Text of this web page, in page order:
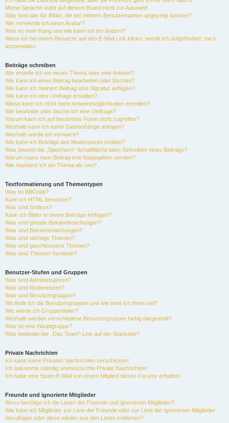
Meine Sprache steht auf diesem Board nicht zur Auswahl!
Was sind das für Bilder, die bei meinem Benutzernamen angezeigt werden?
Wie verwende ich einen Avatar?
Was ist mein Rang und wie kann ich ihn ändern?
Wenn ich bei einem Benutzer auf den E-Mail-Link klicke, werde ich aufgefordert, mich
anzumelden.
Beiträge schreiben
Wie erstelle ich ein neues Thema oder eine Antwort?
Wie kann ich einen Beitrag bearbeiten oder löschen?
Wie kann ich meinem Beitrag eine Signatur anfügen?
Wie kann ich eine Umfrage erstellen?
Wieso kann ich nicht mehr Antwortmöglichkeiten erstellen?
Wie bearbeite oder lösche ich eine Umfrage?
Warum kann ich auf bestimmte Foren nicht zugreifen?
Weshalb kann ich keine Dateianhänge anfügen?
Weshalb wurde ich verwarnt?
Wie kann ich Beiträge den Moderatoren melden?
Was bewirkt die „Speichern“-Schaltfläche beim Schreiben eines Beitrags?
Warum muss mein Beitrag erst freigegeben werden?
Wie markiere ich ein Thema als neu?
Textformatierung und Thementypen
Was ist BBCode?
Kann ich HTML benutzen?
Was sind Smileys?
Kann ich Bilder in meine Beiträge einfügen?
Was sind globale Bekanntmachungen?
Was sind Bekanntmachungen?
Was sind wichtige Themen?
Was sind geschlossene Themen?
Was sind Themen-Symbole?
Benutzer-Stufen und Gruppen
Was sind Administratoren?
Was sind Moderatoren?
Was sind Benutzergruppen?
Wo finde ich die Benutzergruppen und wie trete ich ihnen bei?
Wie werde ich Gruppenleiter?
Weshalb werden verschiedene Benutzergruppen farbig dargestellt?
Was ist eine Hauptgruppe?
Was bedeutet der „Das Team“-Link auf der Startseite?
Private Nachrichten
Ich kann keine Privaten Nachrichten verschicken!
Ich bekomme ständig unerwünschte Private Nachrichten!
Ich habe eine Spam-E-Mail von einem Mitglied dieses Forums erhalten!
Freunde und ignorierte Mitglieder
Wozu benötige ich die Listen der Freunde und ignorierten Mitglieder?
Wie kann ich Mitglieder zur Liste der Freunde oder zur Liste der ignorierten Mitglieder
hinzufügen oder diese wieder aus den Listen entfernen?